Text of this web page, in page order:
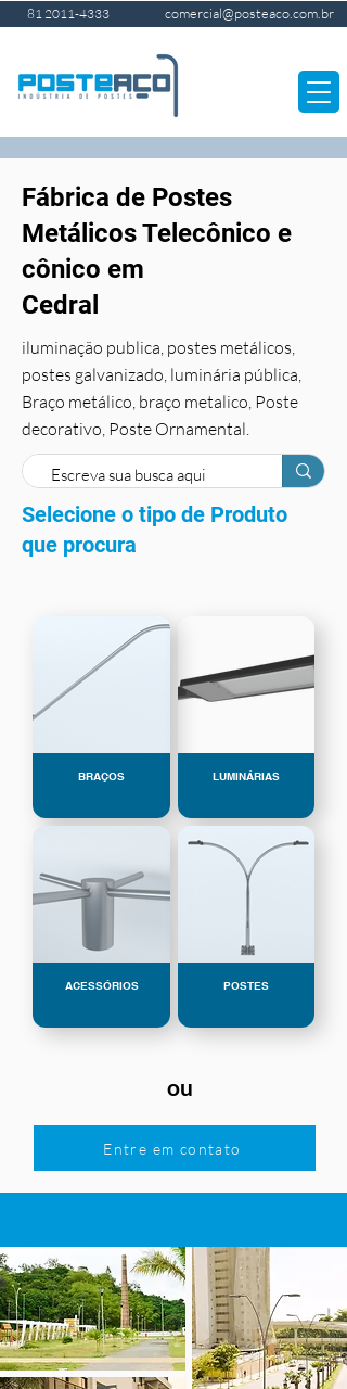
81 2011-4333 comercial@posteaco.com.br
Fábrica de Postes
Metálicos Telecônico e
cônico em
Cedral
iluminação publica, postes metálicos,
postes galvanizado, luminária pública,
Braço metálico, braço metalico, Poste
decorativo, Poste Ornamental.
Selecione o tipo de Produto
que procura
BRAÇOS LUMINÁRIAS
ACESSÓRIOS POSTES
ou
Entre em contato